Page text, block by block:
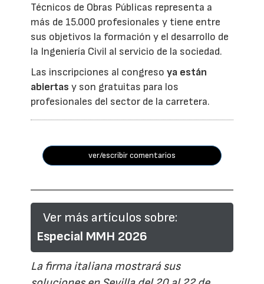
Técnicos de Obras Públicas representa a
más de 15.000 profesionales y tiene entre
sus objetivos la formación y el desarrollo de
la Ingeniería Civil al servicio de la sociedad.
Las inscripciones al congresoya están
abiertas y son gratuitas para los
profesionales del sector de la carretera.
ver/escribir comentarios
Ver más artículos sobre:
Especial MMH 2026
La firma italiana mostrará sus